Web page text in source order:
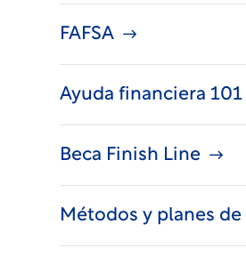
FAFSA
Ayuda financiera 101
Beca Finish Line
Métodos y planes de